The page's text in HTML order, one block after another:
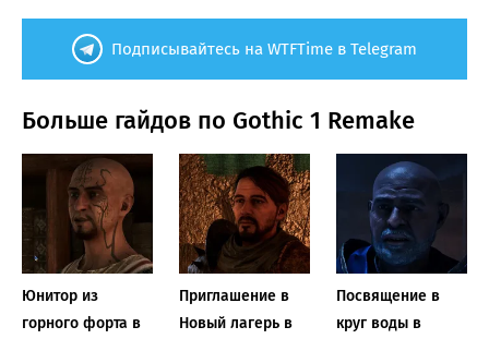
Подписывайтесь на WTFTime в Telegram
Больше гайдов по Gothic 1 Remake
Юнитор из
горного форта в
Приглашение в
Новый лагерь в
Посвящение в
круг воды в